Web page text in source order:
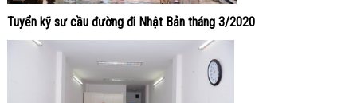
Tuyển kỹ sư cầu đường đi Nhật Bản tháng 3/2020